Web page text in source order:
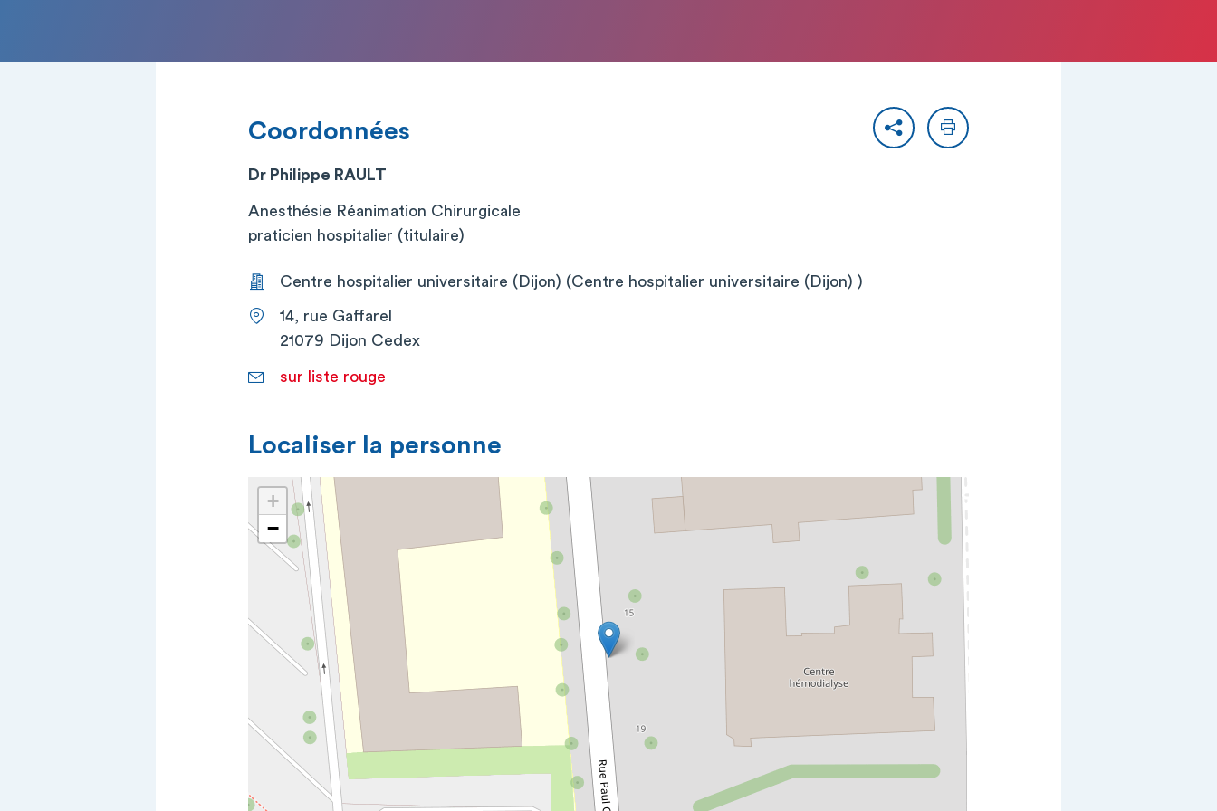
PartagerImprimer
Coordonnées
Dr Philippe RAULT
Anesthésie Réanimation Chirurgicale
praticien hospitalier (titulaire)
Centre hospitalier universitaire (Dijon) (Centre hospitalier universitaire (Dijon) )
14, rue Gaffarel
21079 Dijon Cedex
sur liste rouge
Localiser la personne
+
−